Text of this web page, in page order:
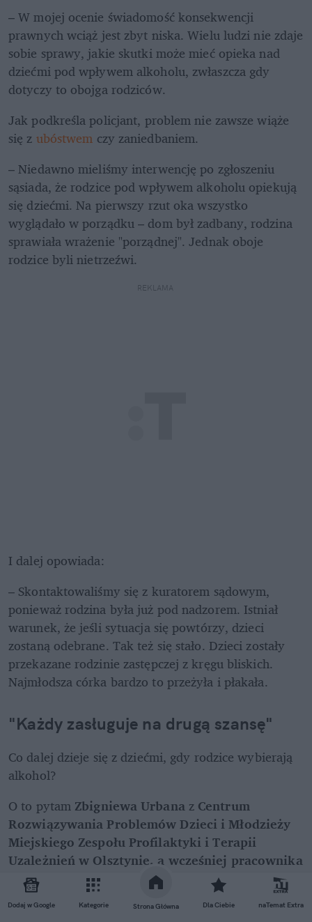
Dodaj w Google Kategorie Strona Główna Dla Ciebie naTemat Extra
– W mojej ocenie świadomość konsekwencji
prawnych wciąż jest zbyt niska. Wielu ludzi nie zdaje
sobie sprawy, jakie skutki może mieć opieka nad
dziećmi pod wpływem alkoholu, zwłaszcza gdy
dotyczy to obojga rodziców.
Jak podkreśla policjant, problem nie zawsze wiąże
się z ubóstwem czy zaniedbaniem.
– Niedawno mieliśmy interwencję po zgłoszeniu
sąsiada, że rodzice pod wpływem alkoholu opiekują
się dziećmi. Na pierwszy rzut oka wszystko
wyglądało w porządku – dom był zadbany, rodzina
sprawiała wrażenie "porządnej". Jednak oboje
rodzice byli nietrzeźwi.
REKLAMA
I dalej opowiada:
– Skontaktowaliśmy się z kuratorem sądowym,
ponieważ rodzina była już pod nadzorem. Istniał
warunek, że jeśli sytuacja się powtórzy, dzieci
zostaną odebrane. Tak też się stało. Dzieci zostały
przekazane rodzinie zastępczej z kręgu bliskich.
Najmłodsza córka bardzo to przeżyła i płakała.
"Każdy zasługuje na drugą szansę"
Co dalej dzieje się z dziećmi, gdy rodzice wybierają
alkohol?
O to pytam Zbigniewa Urbana z Centrum
Rozwiązywania Problemów Dzieci i Młodzieży
Miejskiego Zespołu Profilaktyki i Terapii
Uzależnień w Olsztynie, a wcześniej pracownika
socjalnego.
REKLAMA